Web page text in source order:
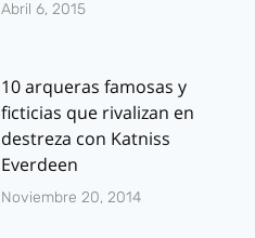
julio 11, 2013
Abril 6, 2015
10 arqueras famosas y
ficticias que rivalizan en
destreza con Katniss
Everdeen
Noviembre 20, 2014